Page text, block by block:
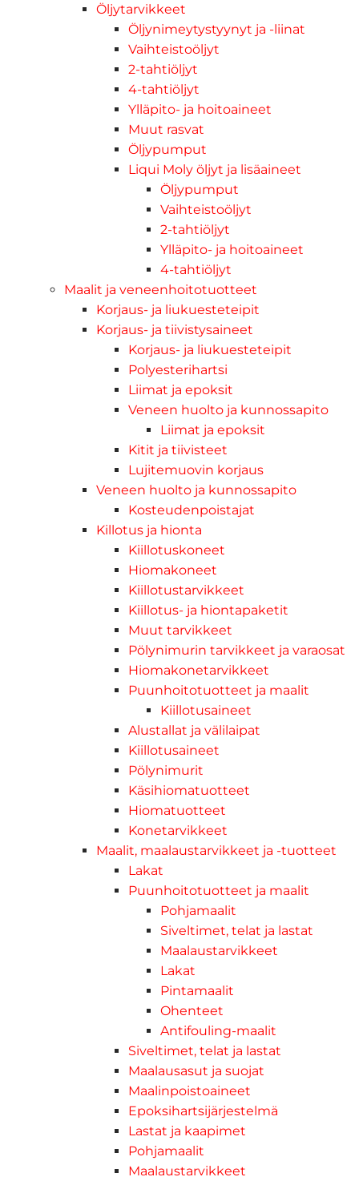
Öljytarvikkeet
Öljynimeytystyynyt ja -liinat
Vaihteistoöljyt
2-tahtiöljyt
4-tahtiöljyt
Ylläpito- ja hoitoaineet
Muut rasvat
Öljypumput
Liqui Moly öljyt ja lisäaineet
Öljypumput
Vaihteistoöljyt
2-tahtiöljyt
Ylläpito- ja hoitoaineet
4-tahtiöljyt
Maalit ja veneenhoitotuotteet
Korjaus- ja liukuesteteipit
Korjaus- ja tiivistysaineet
Korjaus- ja liukuesteteipit
Polyesterihartsi
Liimat ja epoksit
Veneen huolto ja kunnossapito
Liimat ja epoksit
Kitit ja tiivisteet
Lujitemuovin korjaus
Veneen huolto ja kunnossapito
Kosteudenpoistajat
Killotus ja hionta
Kiillotuskoneet
Hiomakoneet
Kiillotustarvikkeet
Kiillotus- ja hiontapaketit
Muut tarvikkeet
Pölynimurin tarvikkeet ja varaosat
Hiomakonetarvikkeet
Puunhoitotuotteet ja maalit
Kiillotusaineet
Alustallat ja välilaipat
Kiillotusaineet
Pölynimurit
Käsihiomatuotteet
Hiomatuotteet
Konetarvikkeet
Maalit, maalaustarvikkeet ja -tuotteet
Lakat
Puunhoitotuotteet ja maalit
Pohjamaalit
Siveltimet, telat ja lastat
Maalaustarvikkeet
Lakat
Pintamaalit
Ohenteet
Antifouling-maalit
Siveltimet, telat ja lastat
Maalausasut ja suojat
Maalinpoistoaineet
Epoksihartsijärjestelmä
Lastat ja kaapimet
Pohjamaalit
Maalaustarvikkeet